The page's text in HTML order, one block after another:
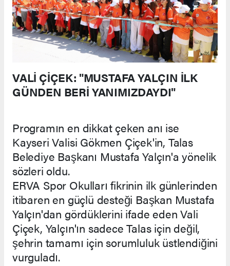
VALİ ÇİÇEK: "MUSTAFA YALÇIN İLK
GÜNDEN BERİ YANIMIZDAYDI"
Programın en dikkat çeken anı ise
Kayseri Valisi Gökmen Çiçek'in, Talas
Belediye Başkanı Mustafa Yalçın'a yönelik
sözleri oldu.
ERVA Spor Okulları fikrinin ilk günlerinden
itibaren en güçlü desteği Başkan Mustafa
Yalçın'dan gördüklerini ifade eden Vali
Çiçek, Yalçın'ın sadece Talas için değil,
şehrin tamamı için sorumluluk üstlendiğini
vurguladı.